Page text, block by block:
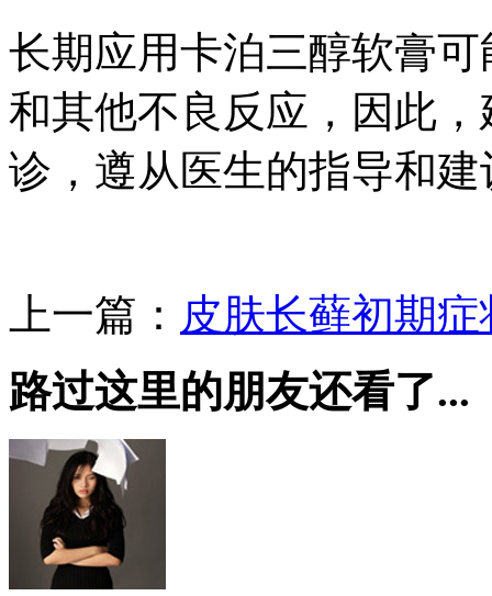
长期应用卡泊三醇软膏
和其他不良反应，因此
诊，遵从医生的指导和建
上一篇： 皮肤长藓初期症
路过这里的朋友还看了...